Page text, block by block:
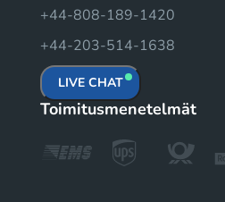
+44-808-189-1420
+44-203-514-1638
LIVE CHAT
Toimitusmenetelmät